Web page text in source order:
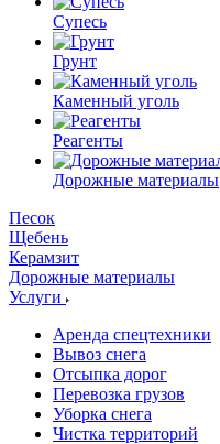
Супесь
Грунт
Каменный уголь
Реагенты
Дорожные материалы
Песок
Щебень
Керамзит
Дорожные материалы
Услуги
Аренда спецтехники
Вывоз снега
Отсыпка дорог
Перевозка грузов
Уборка снега
Чистка территорий